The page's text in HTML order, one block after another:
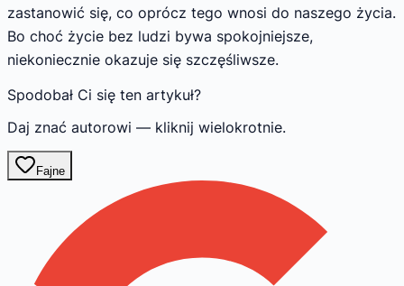
zastanowić się, co oprócz tego wnosi do naszego życia.
Bo choć życie bez ludzi bywa spokojniejsze,
niekoniecznie okazuje się szczęśliwsze.
Spodobał Ci się ten artykuł?
Daj znać autorowi — kliknij wielokrotnie.
Fajne